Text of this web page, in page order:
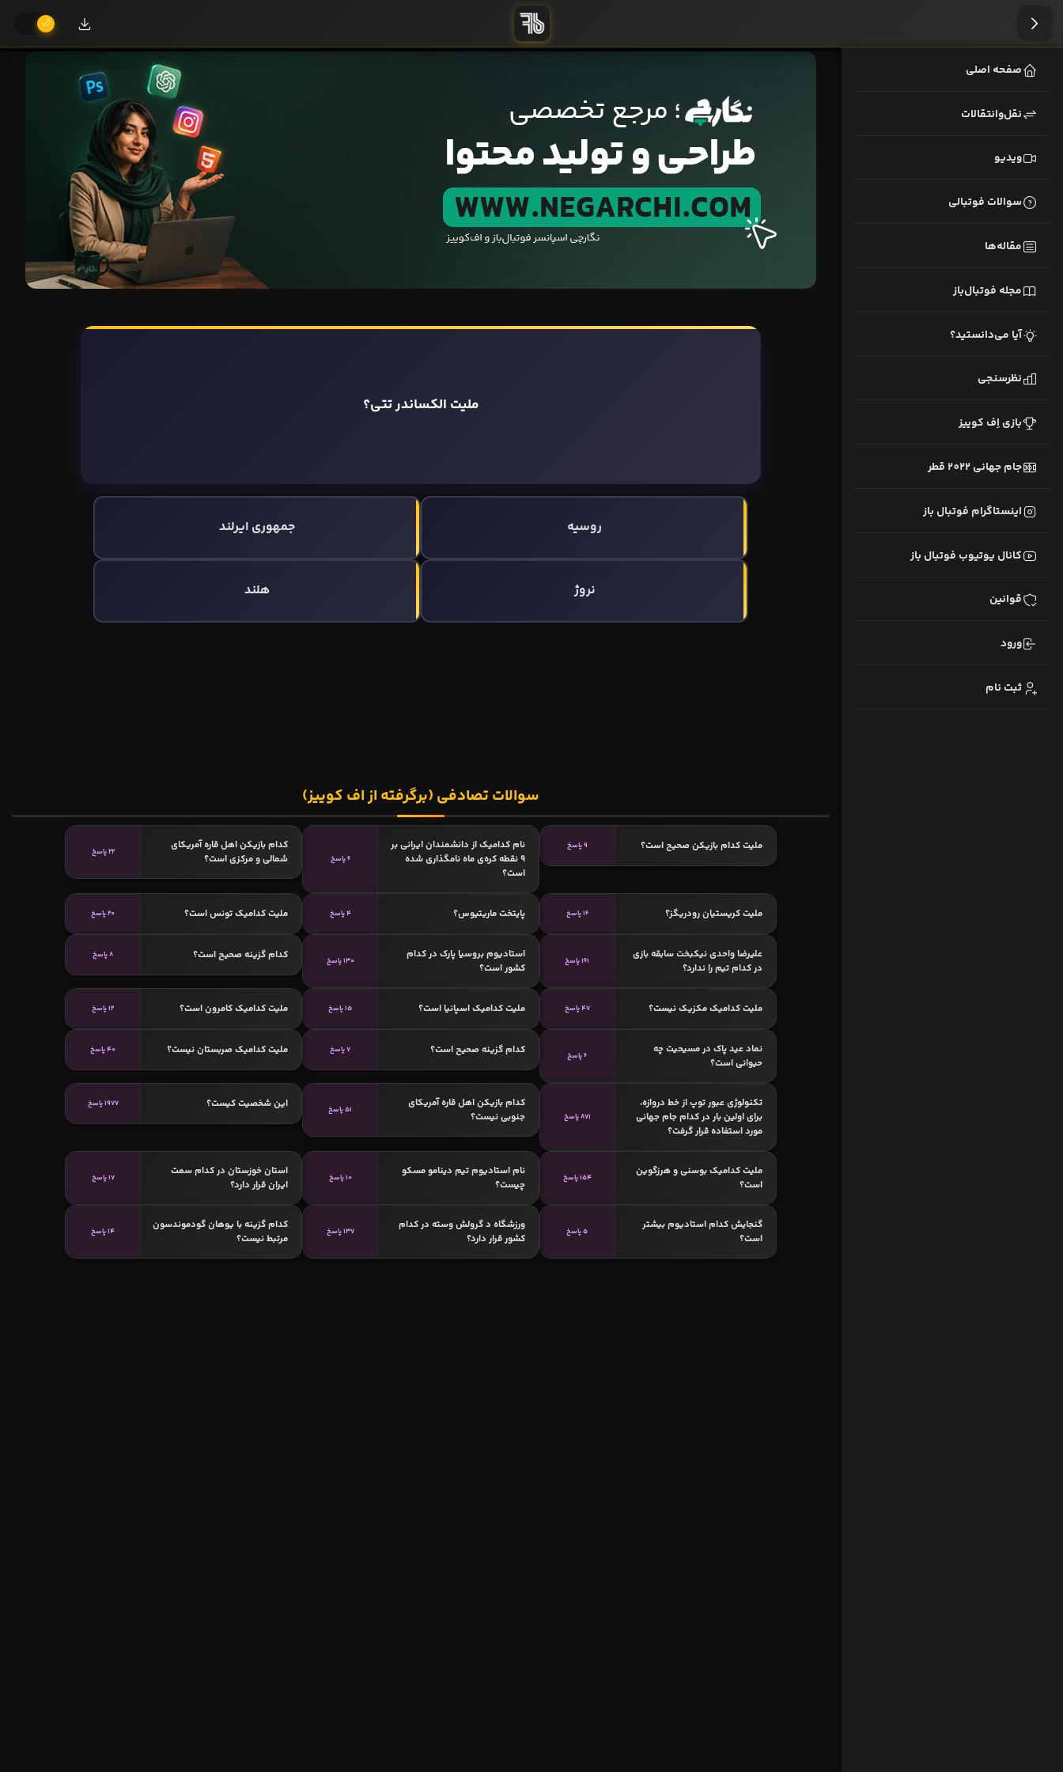
صفحه اصلی
نقل‌وانتقالات
ویدیو
سوالات فوتبالی
مقاله‌ها
مجله فوتبال‌باز
آیا می‌دانستید؟
نظرسنجی
بازی اِف کوییز
جام جهانی 2022 قطر
اینستاگرام فوتبال باز
کانال یوتیوب فوتبال باز
قوانین
ورود
ثبت نام
ملیت الکساندر تتی؟
روسیه جمهوری ایرلند
نروژ هلند
سوالات تصادفی (برگرفته از اف کوییز)
ملیت کدام بازیکن صحیح است؟ 9 پاسخ
نام کدامیک از دانشمندان ایرانی بر
۹ نقطه کره‌ی ماه نامگذاری شده
است؟
6 پاسخ
کدام بازیکن اهل قاره آمریکای
شمالی و مرکزی است؟
22 پاسخ
ملیت کریستیان رودریگز؟ 16 پاسخ پایتخت ماریتیوس؟ 4 پاسخ ملیت کدامیک تونس است؟ 20 پاسخ
علیرضا واحدی نیکبخت سابقه بازی
در کدام تیم را ندارد؟
161 پاسخ
استادیوم بروسیا پارک در کدام
کشور است؟
130 پاسخ کدام گزینه صحیح است؟ 8 پاسخ
ملیت کدامیک مکزیک نیست؟ 47 پاسخ ملیت کدامیک اسپانیا است؟ 15 پاسخ ملیت کدامیک کامرون است؟ 12 پاسخ
نماد عید پاک در مسیحیت چه
حیوانی است؟
6 پاسخ کدام گزینه صحیح است؟ 7 پاسخ ملیت کدامیک صربستان نیست؟ 40 پاسخ
تکنولوژی عبور توپ از خط دروازه،
برای اولین بار در کدام جام جهانی
مورد استفاده قرار گرفت؟
871 پاسخ
کدام بازیکن اهل قاره آمریکای
جنوبی نیست؟
51 پاسخ این شخصیت کیست؟ 1977 پاسخ
ملیت کدامیک بوسنی و هرزگوین
است؟
154 پاسخ
نام استادیوم تیم دینامو مسکو
چیست؟
10 پاسخ
استان خوزستان در کدام سمت
ایران قرار دارد؟
17 پاسخ
گنجایش کدام استادیوم بیشتر
است؟
5 پاسخ
ورزشگاه د گرولش وسته در کدام
کشور قرار دارد؟
137 پاسخ
کدام گزینه با یوهان گودموندسون
مرتبط نیست؟
14 پاسخ